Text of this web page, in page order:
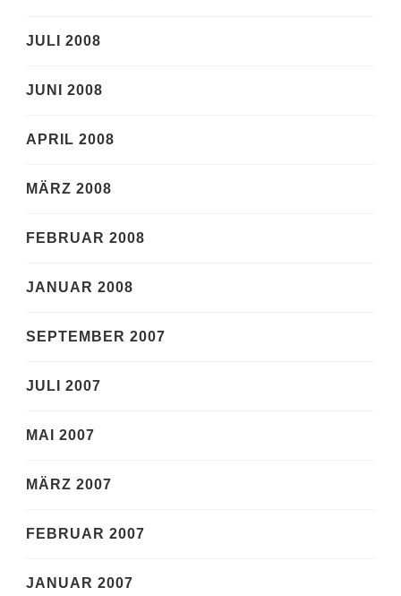
JULI 2008
JUNI 2008
APRIL 2008
MÄRZ 2008
FEBRUAR 2008
JANUAR 2008
SEPTEMBER 2007
JULI 2007
MAI 2007
MÄRZ 2007
FEBRUAR 2007
JANUAR 2007